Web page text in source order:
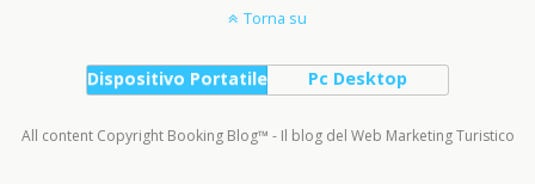
Torna su
Dispositivo Portatile Pc Desktop
All content Copyright Booking Blog™ - Il blog del Web Marketing Turistico